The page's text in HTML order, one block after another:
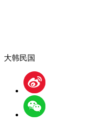
大韩民国